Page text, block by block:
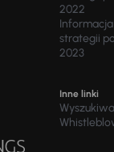
2022
strategii
2023
Inne linki